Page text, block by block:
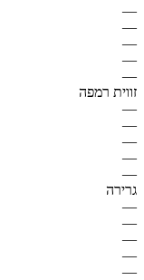
—
—
—
—
—
זווית רמפה
—
—
—
—
—
גרירה
—
—
—
—
—